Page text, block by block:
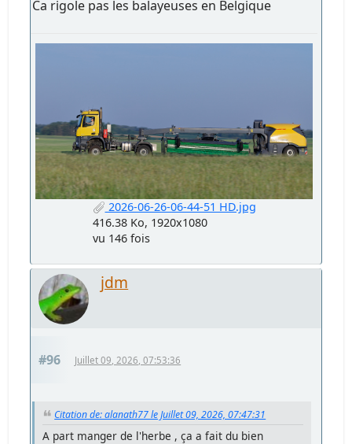
Ca rigole pas les balayeuses en Belgique
2026-06-26-06-44-51 HD.jpg
416.38 Ko, 1920x1080
vu 146 fois
jdm
#96 Juillet 09, 2026, 07:53:36
Citation de: alanath77 le Juillet 09, 2026, 07:47:31
A part manger de l'herbe , ça a fait du bien